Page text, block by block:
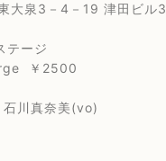
泉3－4－19 津田ビル
ージ
￥2500
川真奈美(vo)